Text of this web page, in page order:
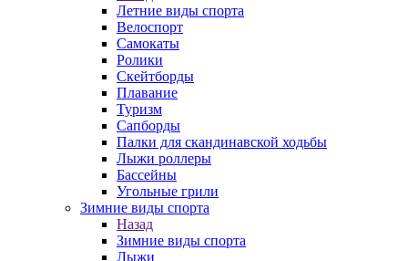
Летние виды спорта
Велоспорт
Самокаты
Ролики
Скейтборды
Плавание
Туризм
Сапборды
Палки для скандинавской ходьбы
Лыжи роллеры
Бассейны
Угольные грили
Зимние виды спорта
Назад
Зимние виды спорта
Лыжи